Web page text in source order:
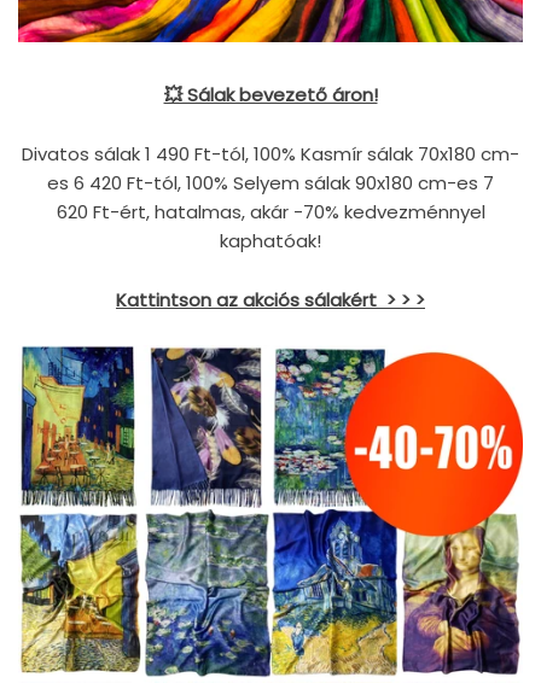
💥 Sálak bevezető áron!
Divatos sálak1 490 Ft-tól, 100% Kasmír sálak 70x180 cm-
es 6 420 Ft-tól, 100% Selyem sálak 90x180 cm-es 7
620 Ft-ért, hatalmas, akár -70% kedvezménnyel
kaphatóak!
Kattintson az akciós sálakért > > >